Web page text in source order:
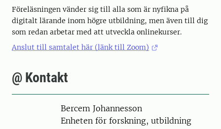
Föreläsningen vänder sig till alla som är nyfikna på
digitalt lärande inom högre utbildning, men även till dig
som redan arbetar med att utveckla onlinekurser.
Anslut till samtalet här (länk till Zoom)
@ Kontakt
PersonBercem Johannesson
Enheten för forskning, utbildning